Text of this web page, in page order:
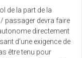
de la part de la
/ passager devra faire
directement
d'une exigence de
être tenu pour